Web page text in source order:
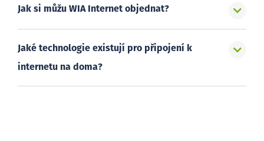
Jak si můžu WIA Internet objednat?
Jaké technologie existují pro připojení k
internetu na doma?